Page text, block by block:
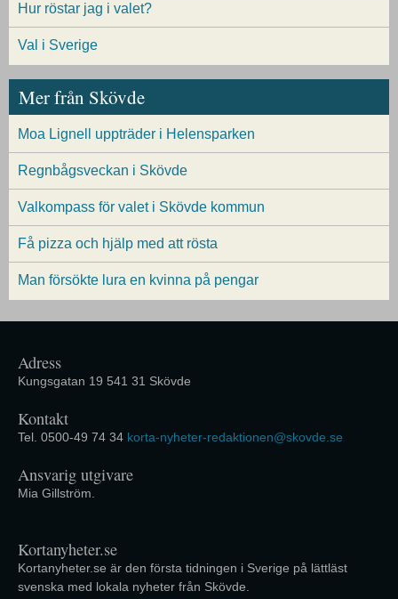
Hur röstar jag i valet?
Val i Sverige
Mer från Skövde
Moa Lignell uppträder i Helensparken
Regnbågsveckan i Skövde
Valkompass för valet i Skövde kommun
Få pizza och hjälp med att rösta
Man försökte lura en kvinna på pengar
Adress
Kungsgatan 19 541 31 Skövde
Kontakt
Tel. 0500-49 74 34 korta-nyheter-redaktionen@skovde.se
Ansvarig utgivare
Mia Gillström.
Kortanyheter.se
Kortanyheter.se är den första tidningen i Sverige på lättläst
svenska med lokala nyheter från Skövde.